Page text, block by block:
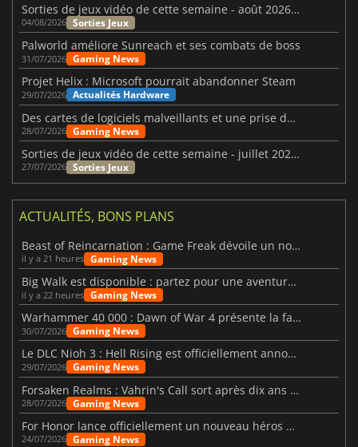
Sorties de jeux vidéo de cette semaine - août 2026 (semaine 32)
04/08/2026 Sorties Jeux
Palworld améliore Sunreach et ses combats de boss
31/07/2026 Gaming News
Projet Helix : Microsoft pourrait abandonner Steam
29/07/2026 Actualités Hardware
Des cartes de logiciels malveillants et une prise de contrôle de Discord ont touché Meccha Chameleon
28/07/2026 Gaming News
Sorties de jeux vidéo de cette semaine - juillet 2026 (semaine 31)
27/07/2026 Sorties Jeux
ACTUALITÉS, BONS PLANS
Beast of Reincarnation : Game Freak dévoile un nouveau pari
il y a 21 heures Gaming News
Big Walk est disponible : partez pour une aventure entre amis
il y a 22 heures Gaming News
Warhammer 40 000 : Dawn of War 4 présente la faction des Nécrons
30/07/2026 Gaming News
Le DLC Nioh 3 : Hell Rising est officiellement annoncé
29/07/2026 Gaming News
Forsaken Realms : Vahrin's Call sort après dix ans de développement
28/07/2026 Gaming News
For Honor lance officiellement un nouveau héros nommé Arakure
24/07/2026 Gaming News